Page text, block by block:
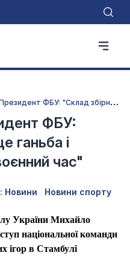
Б
аскетбол. Президент ФБУ: "Склад збірної – це ганьба і дезертирство у воєнний час"
ФБУ:
ганьба і
час"
Новини Новини спорту
України Михайло
національної команди
ігор в Стамбулі